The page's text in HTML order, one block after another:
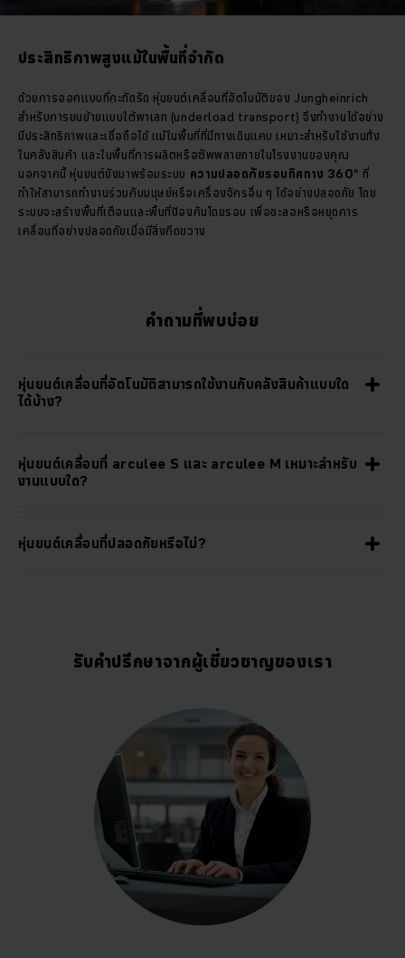
ประสิทธิภาพสูงแม้ในพื้นที่จำกัด
ด้วยการออกแบบที่กะทัดรัด หุ่นยนต์เคลื่อนที่อัตโนมัติของ Jungheinrich
สำหรับการขนย้ายแบบใต้พาเลท (underload transport) จึงทำงานได้อย่าง
มีประสิทธิภาพและเชื่อถือได้ แม้ในพื้นที่ที่มีทางเดินแคบ เหมาะสำหรับใช้งานทั้ง
ในคลังสินค้า และในพื้นที่การผลิตหรือซัพพลายภายในโรงงานของคุณ
นอกจากนี้ หุ่นยนต์ยังมาพร้อมระบบ ความปลอดภัยรอบทิศทาง 360° ที่
ทำให้สามารถทำงานร่วมกับมนุษย์หรือเครื่องจักรอื่น ๆ ได้อย่างปลอดภัย โดย
ระบบจะสร้างพื้นที่เตือนและพื้นที่ป้องกันโดยรอบ เพื่อชะลอหรือหยุดการ
เคลื่อนที่อย่างปลอดภัยเมื่อมีสิ่งกีดขวาง
คำถามที่พบบ่อย
หุ่นยนต์เคลื่อนที่อัตโนมัติสามารถใช้งานกับคลังสินค้าแบบใด
ได้บ้าง?
หุ่นยนต์เคลื่อนที่ arculee S และ arculee M เหมาะสำหรับ
งานแบบใด?
หุ่นยนต์เคลื่อนที่ปลอดภัยหรือไม่?
รับคำปรึกษาจากผู้เชี่ยวชาญของเรา